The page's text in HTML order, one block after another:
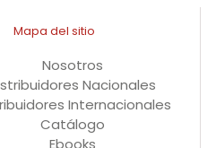
Mapa del sitio
Nosotros
Nacionales
Internacionales
Catálogo
Ebooks